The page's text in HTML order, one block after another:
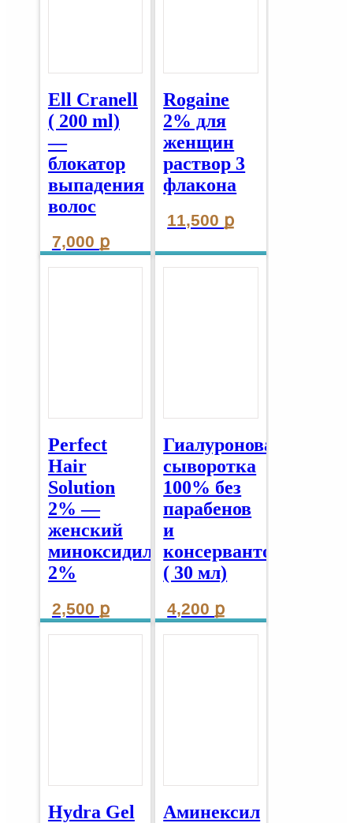
Ell Cranell
( 200 ml)
—
блокатор
выпадения
волос
7,000 ք
Rogaine
2% для
женщин
раствор 3
флакона
11,500 ք
Perfect
Hair
Solution
2% —
женский
миноксидил
2%
2,500 ք
Гиалуроновая
сыворотка
100% без
парабенов
и
консервантов.
( 30 мл)
4,200 ք
Hydra Gel
Аминексил